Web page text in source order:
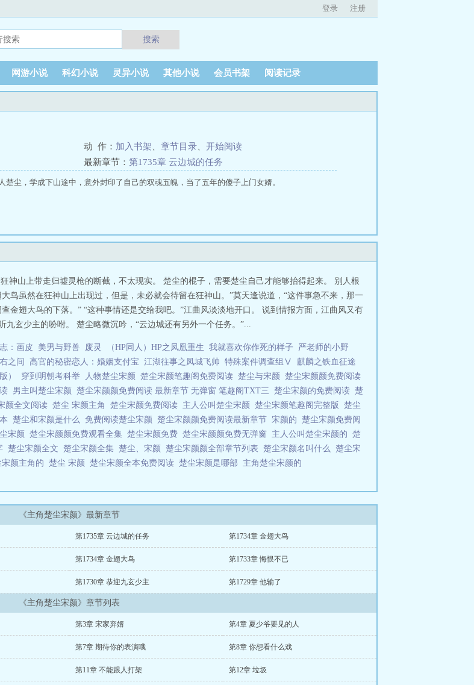
登录 注册
搜索
网游小说 科幻小说 灵异小说 其他小说 会员书架 阅读记录
动 作： 加入书架 章节目录
开始阅读
最新章节： 第1735章 云边城的任务
楚尘，学成下山途中，意外封印了自己的双魂五魄，当了五年的傻子上门女婿。
神山上带走归墟灵枪的断截，不太现实。 楚尘的棍子，需要楚尘自己才能够抬得起来。 别人根
鸟虽然在狂神山上出现过，但是，未必就会待留在狂神山。”莫天逢说道，“这件事急不来，那一
金翅大鸟的下落。” “这种事情还是交给我吧。”江曲风淡淡地开口。 说到情报方面，江曲风又有
玄少主的吩咐。 楚尘略微沉吟，“云边城还有另外一个任务。”...
：画皮 美男与野兽 废灵 （HP同人）HP之凤凰重生 我就喜欢你作死的样子
严老师的小野
之间 高官的秘密恋人：婚姻支付宝 江湖往事之凤城飞帅 特殊案件调查组Ⅴ
麒麟之铁血征途
） 穿到明朝考科举 人物楚尘宋颜 楚尘宋颜笔趣阁免费阅读 楚尘与宋颜 楚尘宋颜颜免费阅读
男主叫楚尘宋颜 楚尘宋颜颜免费阅读 最新章节 无弹窗 笔趣阁TXT三 楚尘宋颜的免费阅读 楚
颜全文阅读 楚尘 宋颜主角 楚尘宋颜免费阅读 主人公叫楚尘宋颜 楚尘宋颜笔趣阁完整版 楚尘
楚尘和宋颜是什么 免费阅读楚尘宋颜 楚尘宋颜颜免费阅读最新章节 宋颜的 楚尘宋颜免费阅
宋颜 楚尘宋颜颜免费观看全集 楚尘宋颜免费 楚尘宋颜颜免费无弹窗 主人公叫楚尘宋颜的 楚
楚尘宋颜全文 楚尘宋颜全集 楚尘、宋颜 楚尘宋颜颜全部章节列表 楚尘宋颜名叫什么 楚尘宋
宋颜主角的 楚尘 宋颜 楚尘宋颜全本免费阅读 楚尘宋颜是哪部 主角楚尘宋颜的
《主角楚尘宋颜》最新章节
第1735章 云边城的任务 第1734章 金翅大鸟
第1734章 金翅大鸟 第1733章 悔恨不已
第1730章 恭迎九玄少主 第1729章 他输了
《主角楚尘宋颜》章节列表
第3章 宋家弃婿 第4章 夏少爷要见的人
第7章 期待你的表演哦 第8章 你想看什么戏
第11章 不能跟人打架 第12章 垃圾